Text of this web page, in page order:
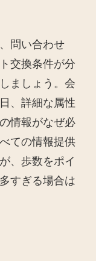
問い合わせ
交換条件が分
ましょう。会
、詳細な属性
情報がなぜ必
ての情報提供
、歩数をポイ
すぎる場合は